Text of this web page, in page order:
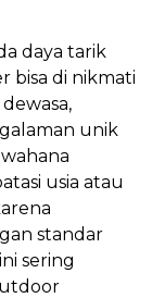
daya tarik
bisa di nikmati
unik
usia atau
standar
sering